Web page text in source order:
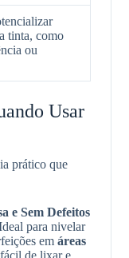
tinta, como
ou
Usar
prático que
e Sem Defeitos
para nivelar
emáreas